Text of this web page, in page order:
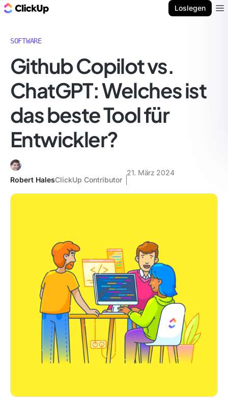
Loslegen
SOFTWARE
Github Copilot vs.
ChatGPT: Welches ist
das beste Tool für
Entwickler?
Robert HalesClickUp Contributor
21. März 2024